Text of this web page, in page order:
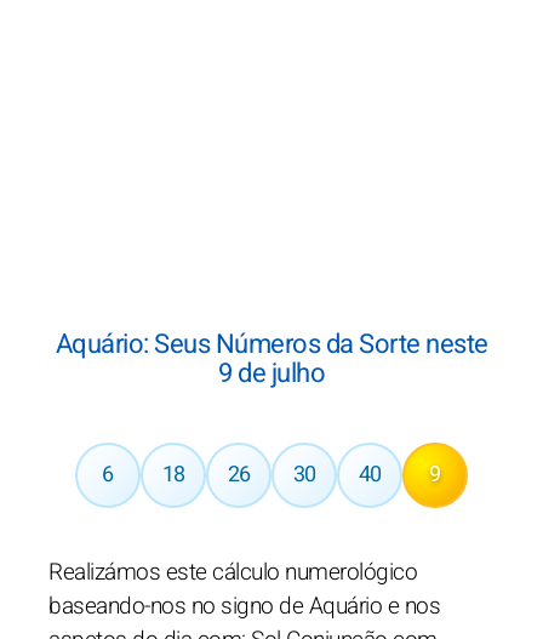
Aquário: Seus Números da Sorte neste
9 de julho
6 18 26 30 40 9
Realizámos este cálculo numerológico
baseando-nos no signo de Aquário e nos